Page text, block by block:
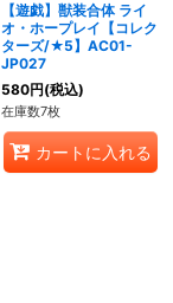
【遊戯】獣装合体 ライ
オ・ホープレイ【コレク
ターズ/★5】AC01-
JP027
580円(税込)
在庫数7枚
カートに入れる